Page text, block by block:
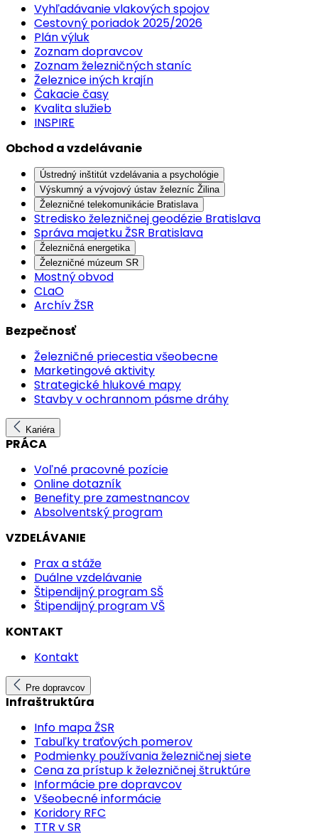
Vyhľadávanie vlakových spojov
Cestovný poriadok 2025/2026
Plán výluk
Zoznam dopravcov
Zoznam železničných staníc
Železnice iných krajín
Čakacie časy
Kvalita služieb
INSPIRE
Obchod a vzdelávanie
Ústredný inštitút vzdelávania a psychológie
Výskumný a vývojový ústav železníc Žilina
Železničné telekomunikácie Bratislava
Stredisko železničnej geodézie Bratislava
Správa majetku ŽSR Bratislava
Železničná energetika
Železničné múzeum SR
Mostný obvod
CLaO
Archív ŽSR
Bezpečnosť
Železničné priecestia všeobecne
Marketingové aktivity
Strategické hlukové mapy
Stavby v ochrannom pásme dráhy
Kariéra
PRÁCA
Voľné pracovné pozície
Online dotazník
Benefity pre zamestnancov
Absolventský program
VZDELÁVANIE
Prax a stáže
Duálne vzdelávanie
Štipendijný program SŠ
Štipendijný program VŠ
KONTAKT
Kontakt
Pre dopravcov
Infraštruktúra
Info mapa ŽSR
Tabuľky traťových pomerov
Podmienky používania železničnej siete
Cena za prístup k železničnej štruktúre
Informácie pre dopravcov
Všeobecné informácie
Koridory RFC
TTR v SR